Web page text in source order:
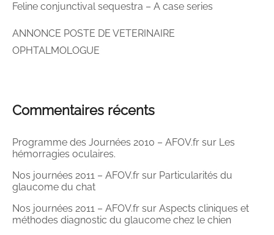
Feline conjunctival sequestra – A case series
ANNONCE POSTE DE VETERINAIRE
OPHTALMOLOGUE
Commentaires récents
Programme des Journées 2010 – AFOV.fr sur Les
hémorragies oculaires.
Nos journées 2011 – AFOV.fr sur Particularités du
glaucome du chat
Nos journées 2011 – AFOV.fr sur Aspects cliniques et
méthodes diagnostic du glaucome chez le chien